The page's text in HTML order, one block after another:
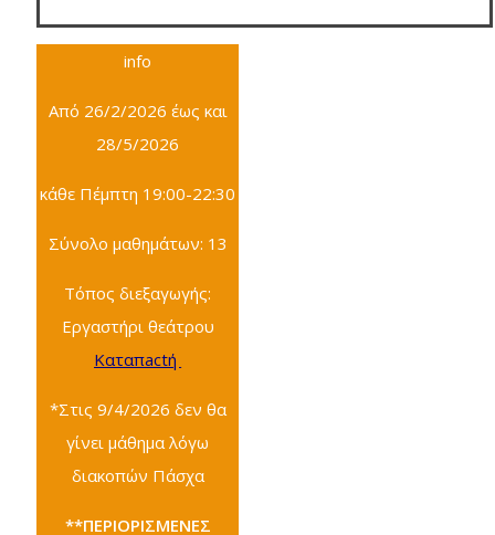
info
Από 26/2/2026 έως και
28/5/2026
κάθε Πέμπτη 19:00-22:30
Σύνολο μαθημάτων: 13
Τόπος διεξαγωγής:
Εργαστήρι θεάτρου
Καταπactή
*Στις 9/4/2026 δεν θα
γίνει μάθημα λόγω
διακοπών Πάσχα
**ΠΕΡΙΟΡΙΣΜΕΝΕΣ